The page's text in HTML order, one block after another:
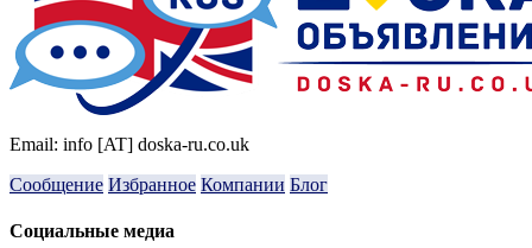
Email: info [AT] doska-ru.co.uk
Сообщение Избранное Компании Блог
Социальные медиа